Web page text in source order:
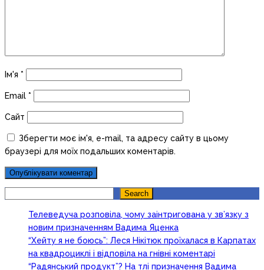
Ім'я *
Email *
Сайт
Зберегти моє ім'я, e-mail, та адресу сайту в цьому
браузері для моїх подальших коментарів.
Search
Телеведуча розповіла, чому заінтригована у зв’язку з
новим призначенням Вадима Яценка
“Хейту я не боюсь”: Леся Нікітюк проїхалася в Карпатах
на квадроциклі і відповіла на гнівні коментарі
“Радянський продукт”? На тлі призначення Вадима